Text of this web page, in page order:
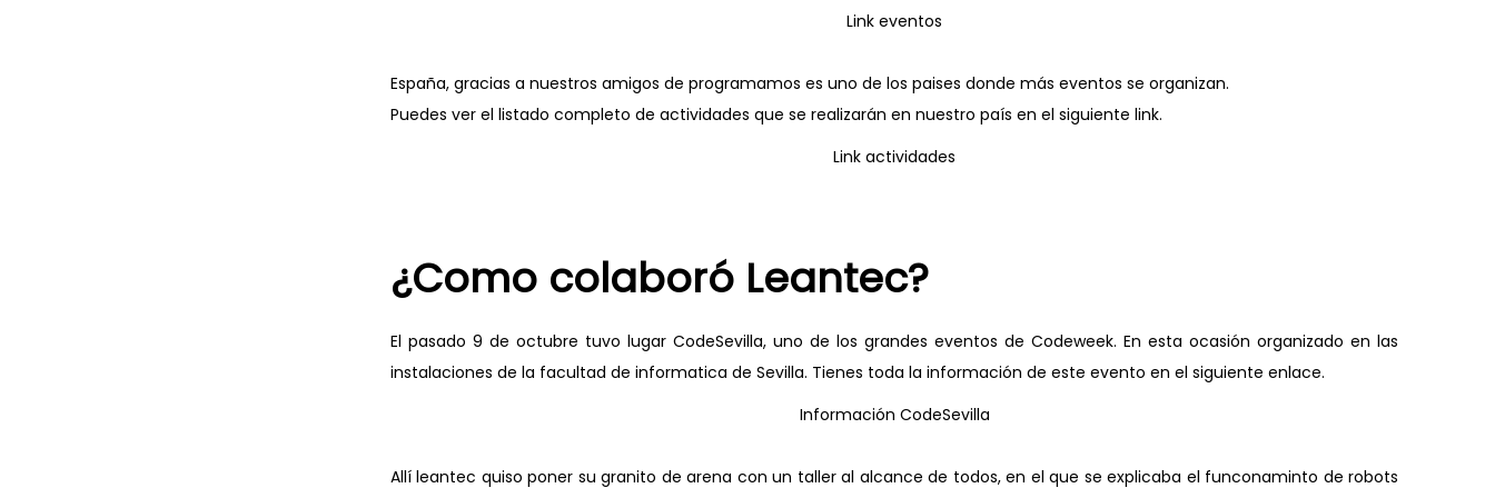
Link eventos
España, gracias a nuestros amigos de programamos es uno de los paises donde más eventos se organizan.
Puedes ver el listado completo de actividades que se realizarán en nuestro país en el siguiente link.
Link actividades
¿Como colaboró Leantec?
El pasado 9 de octubre tuvo lugar CodeSevilla, uno de los grandes eventos de Codeweek. En esta ocasión organizado en las
instalaciones de la facultad de informatica de Sevilla. Tienes toda la información de este evento en el siguiente enlace.
Información CodeSevilla
Allí leantec quiso poner su granito de arena con un taller al alcance de todos, en el que se explicaba el funconaminto de robots